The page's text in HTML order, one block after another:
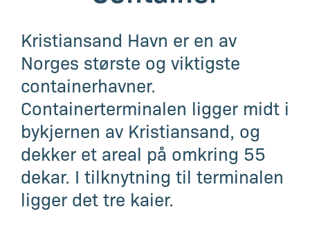
Kristiansand Havn er en av
Norges største og viktigste
containerhavner.
Containerterminalen ligger midt i
bykjernen av Kristiansand, og
dekker et areal på omkring 55
dekar. I tilknytning til terminalen
ligger det tre kaier.